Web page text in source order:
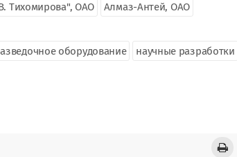
Тихомирова", ОАО
Алмаз-Антей, ОАО
оборудование
научные разработки